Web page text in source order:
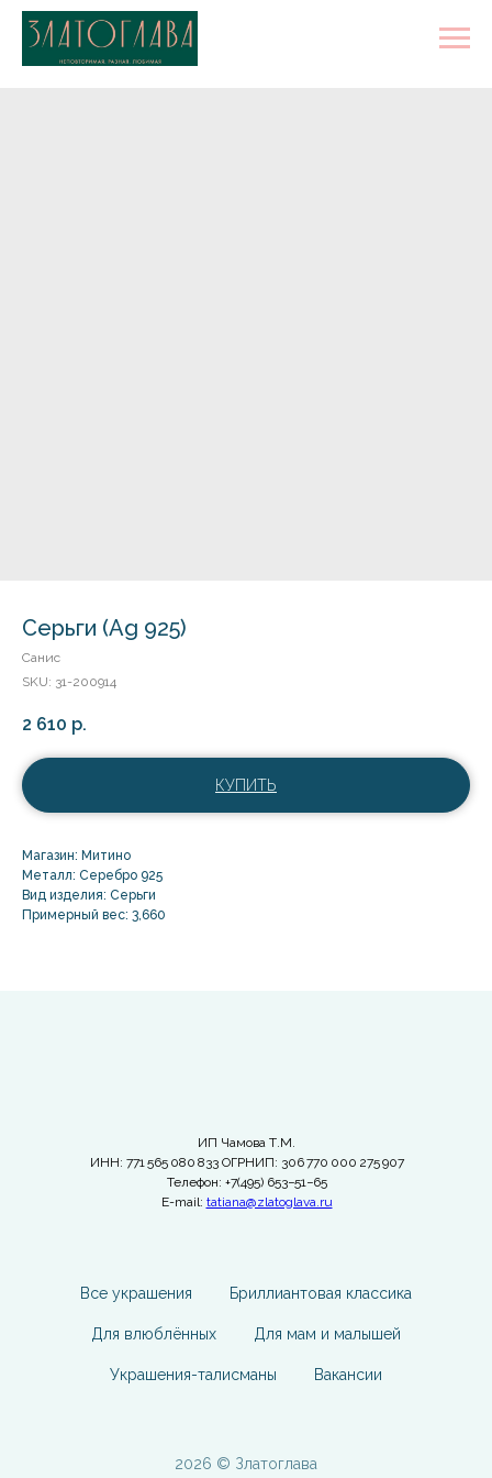
Серьги (Ag 925)
Санис
SKU: 31-200914
2 610 р.
КУПИТЬ
Магазин: Митино
Металл: Серебро 925
Вид изделия: Серьги
Примерный вес: 3,660
ИП Чамова Т.М.
ИНН: 771 565 080 833 ОГРНИП: 306 770 000 275 907
Телефон: +7(495) 653−51−65
E-mail: tatiana@zlatoglava.ru
Все украшения Бриллиантовая классика
Для влюблённых Для мам и малышей
Украшения-талисманы Вакансии
2026 © Златоглава